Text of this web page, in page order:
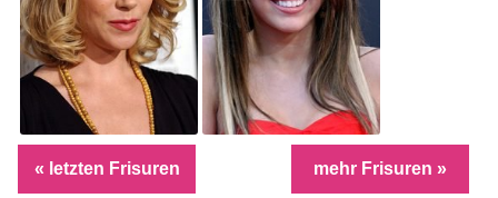
« letzten Frisuren mehr Frisuren »